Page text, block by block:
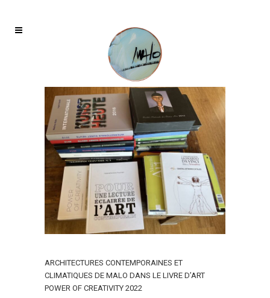
ARCHITECTURES CONTEMPORAINES ET
CLIMATIQUES DE MALO DANS LE LIVRE D’ART
POWER OF CREATIVITY 2022